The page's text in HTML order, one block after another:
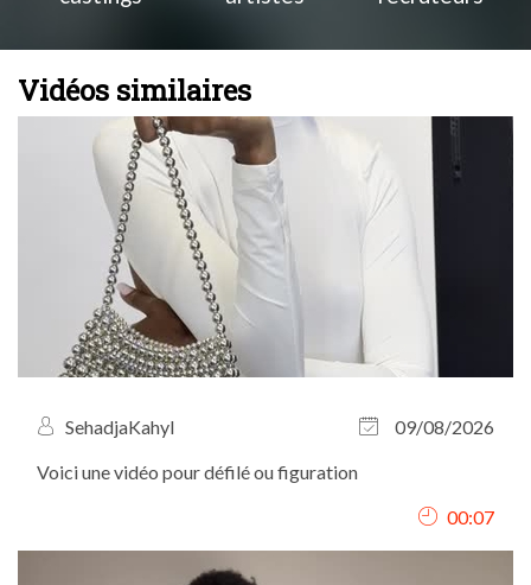
Vidéos similaires
SehadjaKahyl
09/08/2026
Voici une vidéo pour défilé ou figuration
00:07